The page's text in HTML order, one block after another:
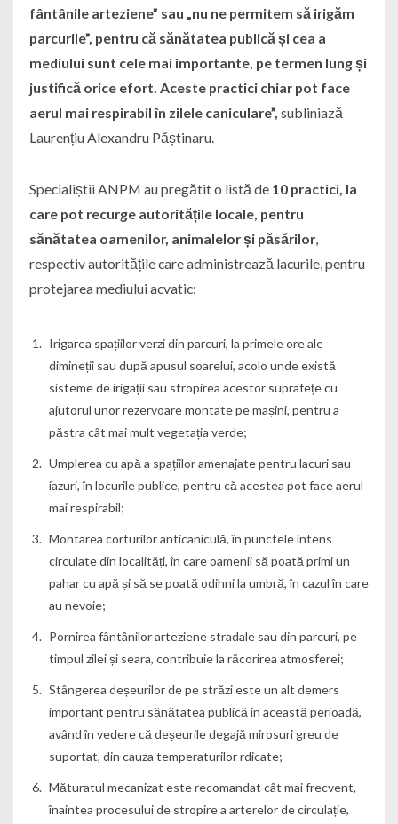
fântânile arteziene” sau „nu ne permitem să irigăm
parcurile”, pentru că sănătatea publică și cea a
mediului sunt cele mai importante, pe termen lung și
justifică orice efort. Aceste practici chiar pot face
aerul mai respirabil în zilele caniculare”, subliniază
Laurențiu Alexandru Păștinaru.
Specialiștii ANPM au pregătit o listă de 10 practici, la
care pot recurge autoritățile locale, pentru
sănătatea oamenilor, animalelor și păsărilor,
respectiv autoritățile care administrează lacurile, pentru
protejarea mediului acvatic:
Irigarea spațiilor verzi din parcuri, la primele ore ale
dimineții sau după apusul soarelui, acolo unde există
sisteme de irigații sau stropirea acestor suprafețe cu
ajutorul unor rezervoare montate pe mașini, pentru a
păstra cât mai mult vegetația verde;
Umplerea cu apă a spațiilor amenajate pentru lacuri sau
iazuri, în locurile publice, pentru că acestea pot face aerul
mai respirabil;
Montarea corturilor anticaniculă, în punctele intens
circulate din localități, în care oamenii să poată primi un
pahar cu apă și să se poată odihni la umbră, în cazul în care
au nevoie;
Pornirea fântânilor arteziene stradale sau din parcuri, pe
timpul zilei și seara, contribuie la răcorirea atmosferei;
Stângerea deșeurilor de pe străzi este un alt demers
important pentru sănătatea publică în această perioadă,
având în vedere că deșeurile degajă mirosuri greu de
suportat, din cauza temperaturilor rdicate;
Măturatul mecanizat este recomandat cât mai frecvent,
înaintea procesului de stropire a arterelor de circulație,